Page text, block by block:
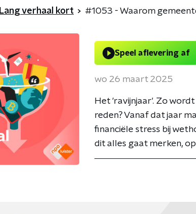
Lang verhaal kort #1053 - Waarom
Speel aflevering af
wo 26 maart 2025
Het 'ravijnjaar'. Zo
reden? Vanaf dat jaar
financiële stress bij
dit alles gaat merken,